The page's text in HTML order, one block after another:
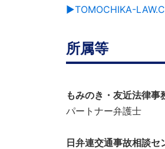
▶︎TOMOCHIKA-
所属等
もみのき・友近法律事
パートナー弁護士
日弁連交通事故相談セ